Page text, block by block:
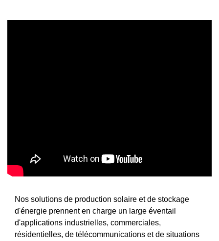
Nos solutions de production solaire et de stockage
d'énergie prennent en charge un large éventail
d'applications industrielles, commerciales,
résidentielles, de télécommunications et de situations